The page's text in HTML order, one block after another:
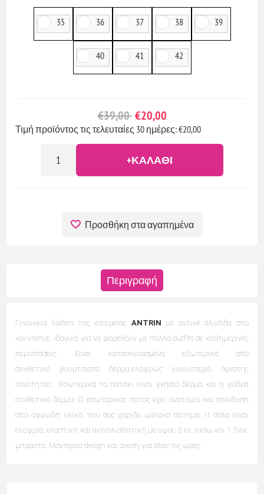
35 36 37 38 39
40 41 42
€39,00 €20,00
Τιμή προϊόντος τις τελευταίες 30 ημέρες: €20,00
+ΚΑΛΆΘΙ
Προσθήκη στα αγαπημένα
Περιγραφή
Γυναικεία loafers της εταιρείας ANTRIN με αντικέ αλυσίδα στο
κουντεπιέ, ιδανικά για να φορεθούν με πολλά outfits σε καθημερινές
περιστάσεις. Είναι κατασκευασμένα εξωτερικά από
συνθετικό βουρτσιστό δέρμα,ελαφρώς γυαλιστερό, άριστης
ποιότητας. Εσωτερικά το πατάκι είναι γνήσιο δέρμα και η φόδρα
συνθετικό δέρμα. Ο εσωτερικός πάτος έχει ανατομία και επένδυση
από αφρώδη υλικό, που σας χαρίζει μαλακό πάτημα. Η σόλα είναι
ελαφριά, ελαστική και αντιολισθητική με ύψος 3 εκ. πίσω και 1,5 εκ.
μπροστά. Μοντέρνο design και άνεση για όλες τις ώρες.